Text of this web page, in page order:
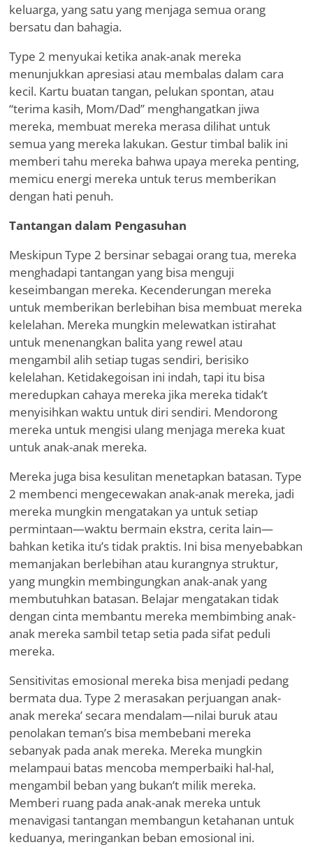
keluarga, yang satu yang menjaga semua orang
bersatu dan bahagia.
Type 2 menyukai ketika anak-anak mereka
menunjukkan apresiasi atau membalas dalam cara
kecil. Kartu buatan tangan, pelukan spontan, atau
“terima kasih, Mom/Dad” menghangatkan jiwa
mereka, membuat mereka merasa dilihat untuk
semua yang mereka lakukan. Gestur timbal balik ini
memberi tahu mereka bahwa upaya mereka penting,
memicu energi mereka untuk terus memberikan
dengan hati penuh.
Tantangan dalam Pengasuhan
Meskipun Type 2 bersinar sebagai orang tua, mereka
menghadapi tantangan yang bisa menguji
keseimbangan mereka. Kecenderungan mereka
untuk memberikan berlebihan bisa membuat mereka
kelelahan. Mereka mungkin melewatkan istirahat
untuk menenangkan balita yang rewel atau
mengambil alih setiap tugas sendiri, berisiko
kelelahan. Ketidakegoisan ini indah, tapi itu bisa
meredupkan cahaya mereka jika mereka tidak’t
menyisihkan waktu untuk diri sendiri. Mendorong
mereka untuk mengisi ulang menjaga mereka kuat
untuk anak-anak mereka.
Mereka juga bisa kesulitan menetapkan batasan. Type
2 membenci mengecewakan anak-anak mereka, jadi
mereka mungkin mengatakan ya untuk setiap
permintaan—waktu bermain ekstra, cerita lain—
bahkan ketika itu’s tidak praktis. Ini bisa menyebabkan
memanjakan berlebihan atau kurangnya struktur,
yang mungkin membingungkan anak-anak yang
membutuhkan batasan. Belajar mengatakan tidak
dengan cinta membantu mereka membimbing anak-
anak mereka sambil tetap setia pada sifat peduli
mereka.
Sensitivitas emosional mereka bisa menjadi pedang
bermata dua. Type 2 merasakan perjuangan anak-
anak mereka’ secara mendalam—nilai buruk atau
penolakan teman’s bisa membebani mereka
sebanyak pada anak mereka. Mereka mungkin
melampaui batas mencoba memperbaiki hal-hal,
mengambil beban yang bukan’t milik mereka.
Memberi ruang pada anak-anak mereka untuk
menavigasi tantangan membangun ketahanan untuk
keduanya, meringankan beban emosional ini.